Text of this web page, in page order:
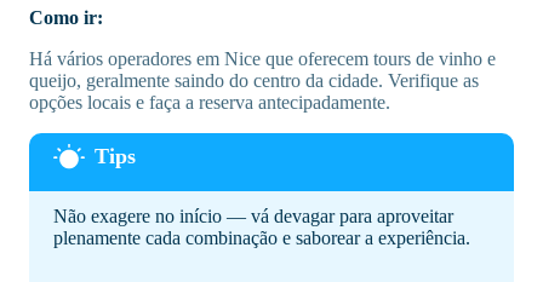
Como ir:
Há vários operadores em Nice que oferecem tours de vinho e
queijo, geralmente saindo do centro da cidade. Verifique as
opções locais e faça a reserva antecipadamente.
Não exagere no início — vá devagar para aproveitar
plenamente cada combinação e saborear a experiência.